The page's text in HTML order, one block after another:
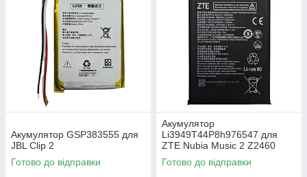
Акумулятор GSP383555 для
JBL Clip 2
Готово до відправки
Акумулятор
Li3949T44P8h976547 для
ZTE Nubia Music 2 Z2460
Готово до відправки